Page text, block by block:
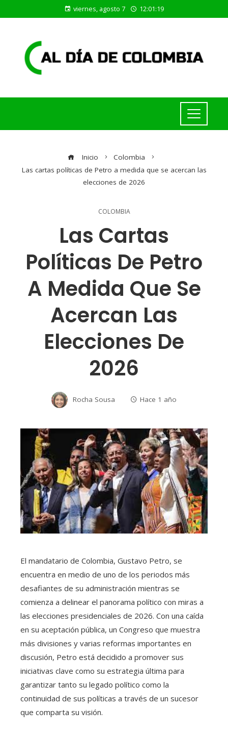
viernes, agosto 7 12:01:19
Inicio
Colombia
Las cartas políticas de Petro a medida que se acercan las
elecciones de 2026
COLOMBIA
Las Cartas
Políticas De Petro
A Medida Que Se
Acercan Las
Elecciones De
2026
Rocha Sousa Hace 1 año
El mandatario de Colombia, Gustavo Petro, se
encuentra en medio de uno de los periodos más
desafiantes de su administración mientras se
comienza a delinear el panorama político con miras a
las elecciones presidenciales de 2026. Con una caída
en su aceptación pública, un Congreso que muestra
más divisiones y varias reformas importantes en
discusión, Petro está decidido a promover sus
iniciativas clave como su estrategia última para
garantizar tanto su legado político como la
continuidad de sus políticas a través de un sucesor
que comparta su visión.